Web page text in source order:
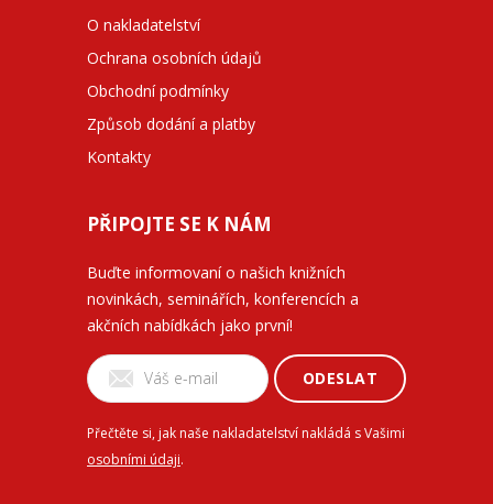
O nakladatelství
Ochrana osobních údajů
Obchodní podmínky
Způsob dodání a platby
Kontakty
PŘIPOJTE SE K NÁM
Buďte informovaní o našich knižních
novinkách, seminářích, konferencích a
akčních nabídkách jako první!
ODESLAT
Přečtěte si, jak naše nakladatelství nakládá s Vašimi
osobními údaji.